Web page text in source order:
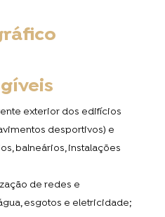
exterior dos edifícios
desportivos) e
balneários, instalações
de redes e
esgotos e eletricidade;